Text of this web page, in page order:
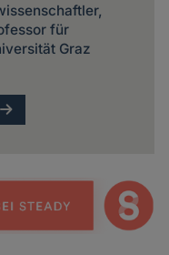
für
Graz